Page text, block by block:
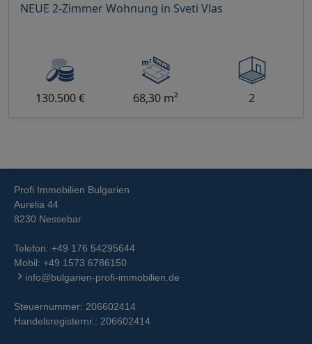
NEUE 2-Zimmer Wohnung in Sveti Vlas
130.500 € 68,30 m² 2
Profi Immobilien Bulgarien
Aurelia 44
8230 Nessebar
Telefon: +49 176 54295644
Mobil: +49 1573 6786150
info@bulgarien-profi-immobilien.de
Steuernummer: 206602414
Handelsregisternr.: 206602414